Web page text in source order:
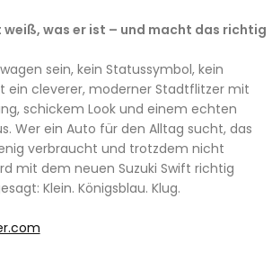
weiß, was er ist – und macht das richtig
sein, kein Statussymbol, kein
ein cleverer, moderner Stadtflitzer mit
schickem Look und einem echten
Wer ein Auto für den Alltag sucht, das
verbraucht und trotzdem nicht
mit dem neuen Suzuki Swift richtig
Klein. Königsblau. Klug.